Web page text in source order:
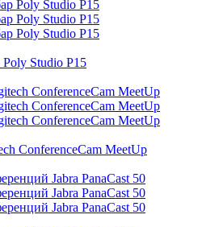
Studio P15
ConferenceCam MeetUp